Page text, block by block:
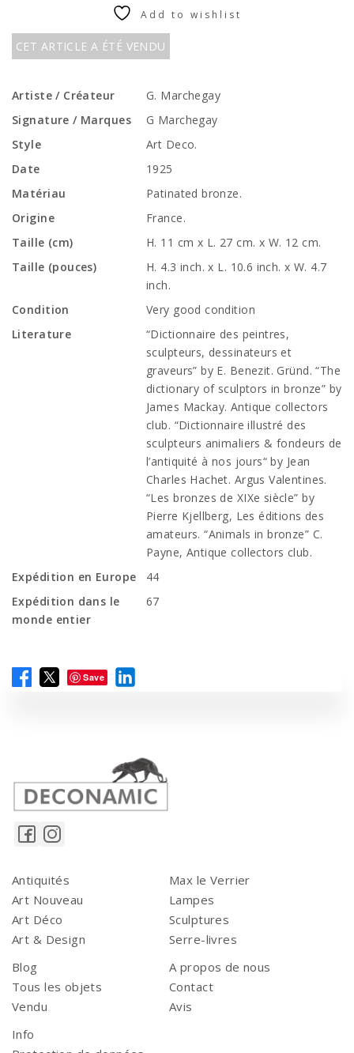
CET ARTICLE A ÉTÉ VENDU
Add to wishlist
Artiste / Créateur
G. Marchegay
Signature / Marques
G Marchegay
Style
Art Deco.
Date
1925
Matériau
Patinated bronze.
Origine
France.
Taille (cm)
H. 11 cm x L. 27 cm. x W. 12 cm.
Taille (pouces)
H. 4.3 inch. x L. 10.6 inch. x W. 4.7
inch.
Condition
Very good condition
Literature
“Dictionnaire des peintres,
sculpteurs, dessinateurs et
graveurs” by E. Benezit. Gründ. “The
dictionary of sculptors in bronze” by
James Mackay. Antique collectors
club. “Dictionnaire illustré des
sculpteurs animaliers & fondeurs de
l’antiquité à nos jours“ by Jean
Charles Hachet. Argus Valentines.
“Les bronzes de XIXe siècle” by
Pierre Kjellberg, Les éditions des
amateurs. “Animals in bronze” C.
Payne, Antique collectors club.
Expédition en Europe
44
Expédition dans le
monde entier
67
Save
Antiquités
Art Nouveau
Art Déco
Art & Design
Max le Verrier
Lampes
Sculptures
Serre-livres
Blog
Tous les objets
Vendu
A propos de nous
Contact
Avis
Info